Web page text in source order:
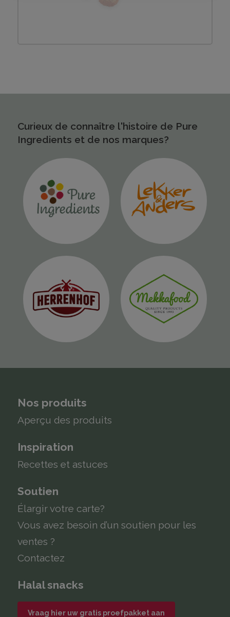
Curieux de connaître l'histoire de Pure
Ingredients et de nos marques?
Nos produits
Aperçu des produits
Inspiration
Recettes et astuces
Soutien
Élargir votre carte?
Vous avez besoin d’un soutien pour les
ventes ?
Contactez
Halal snacks
Vraag hier uw gratis proefpakket aan